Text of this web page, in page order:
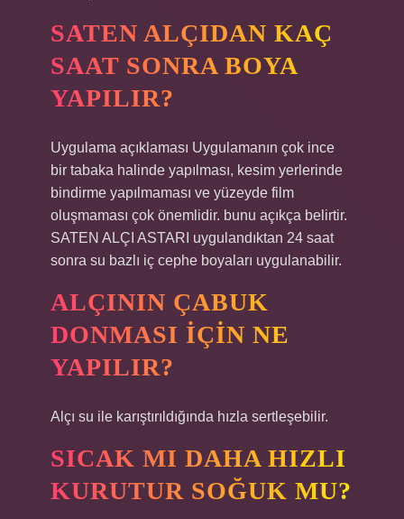
SATEN ALÇIDAN KAÇ
SAAT SONRA BOYA
YAPILIR?
Uygulama açıklaması Uygulamanın çok ince
bir tabaka halinde yapılması, kesim yerlerinde
bindirme yapılmaması ve yüzeyde film
oluşmaması çok önemlidir. bunu açıkça belirtir.
SATEN ALÇI ASTARI uygulandıktan 24 saat
sonra su bazlı iç cephe boyaları uygulanabilir.
ALÇININ ÇABUK
DONMASI IÇIN NE
YAPILIR?
Alçı su ile karıştırıldığında hızla sertleşebilir.
SICAK MI DAHA HIZLI
KURUTUR SOĞUK MU?